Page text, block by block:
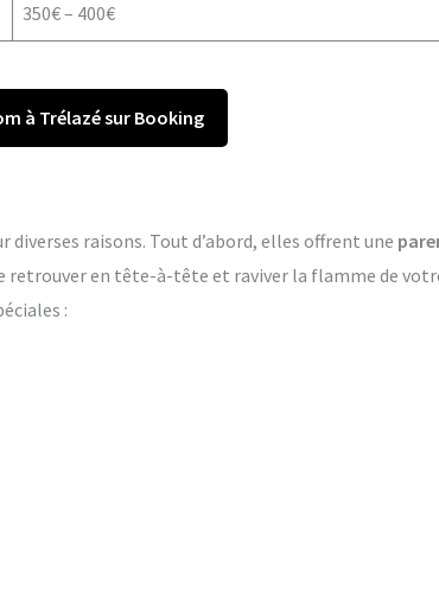
350€ – 400€
à Trélazé sur Booking
diverses raisons. Tout d’abord, elles offrent une
retrouver en tête-à-tête et raviver la flamme de
: